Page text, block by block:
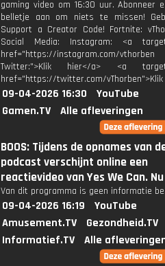
gaming video om 16:30 uur. Abonneer
belletje aan om niets te missen!
Support a Creator Code! Fortnite:
Social Media: Instagram: <a
href="https://instagram.com/vthorben
Twitter:">Klik hier</a> <a
href="https://twitter.com/
09-04-2026 16:30
YouTube
Gamen.TV
Alle afleveringen
BOOS: Tijdens de opnames van
podcast verschijnt online een
reactievideo van Yes We Can.
Van dit programma is geen informatie
09-04-2026 16:19
YouTube
Amusement.TV
Gezondheid.TV
Informatief.TV
Alle